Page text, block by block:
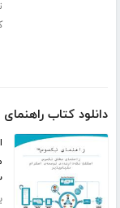
دانلود کتاب